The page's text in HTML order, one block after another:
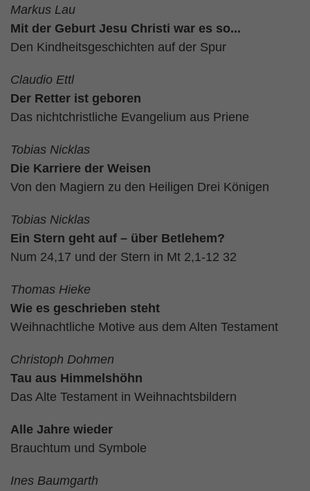
Markus Lau
Mit der Geburt Jesu Christi war es so...
Den Kindheitsgeschichten auf der Spur
Claudio Ettl
Der Retter ist geboren
Das nichtchristliche Evangelium aus Priene
Tobias Nicklas
Die Karriere der Weisen
Von den Magiern zu den Heiligen Drei Königen
Tobias Nicklas
Ein Stern geht auf – über Betlehem?
Num 24,17 und der Stern in Mt 2,1-12 32
Thomas Hieke
Wie es geschrieben steht
Weihnachtliche Motive aus dem Alten Testament
Christoph Dohmen
Tau aus Himmelshöhn
Das Alte Testament in Weihnachtsbildern
Alle Jahre wieder
Brauchtum und Symbole
Ines Baumgarth